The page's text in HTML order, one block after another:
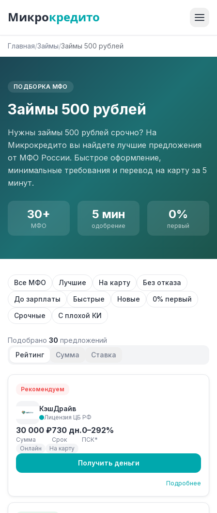
Микрокредито
Главная/Займы/Займы 500 рублей
ПОДБОРКА МФО
Займы 500 рублей
Нужны займы 500 рублей срочно? На
Микрокредито вы найдете лучшие предложения
от МФО России. Быстрое оформление,
минимальные требования и перевод на карту за 5
минут.
30+
МФО
5 мин
одобрение
0%
первый
Все МФО Лучшие На карту
Без отказа
До зарплаты
Быстрые Новые
0% первый
Срочные
С плохой КИ
Подобрано 30 предложений
Рейтинг
Сумма Ставка
Рекомендуем
КэшДрайв
Лицензия ЦБ РФ
30 000 ₽
Сумма
730 дн.
Срок
0–292%
ПСК*
Онлайн
На карту
Получить деньги
Подробнее